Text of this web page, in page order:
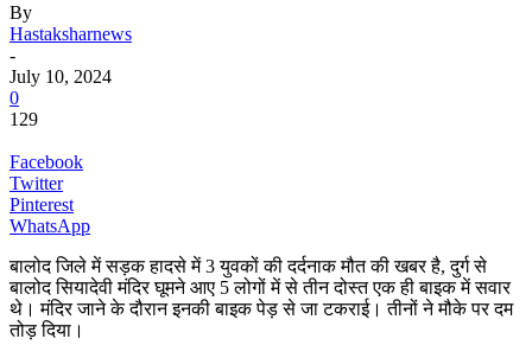
By
Hastaksharnews
-
July 10, 2024
0
129
Facebook
Twitter
Pinterest
WhatsApp
बालोद जिले में सड़क हादसे में 3 युवकों की दर्दनाक मौत की खबर है, दुर्ग से
बालोद सियादेवी मंदिर घूमने आए 5 लोगों में से तीन दोस्त एक ही बाइक में सवार
थे। मंदिर जाने के दौरान इनकी बाइक पेड़ से जा टकराई। तीनों ने मौके पर दम
तोड़ दिया।